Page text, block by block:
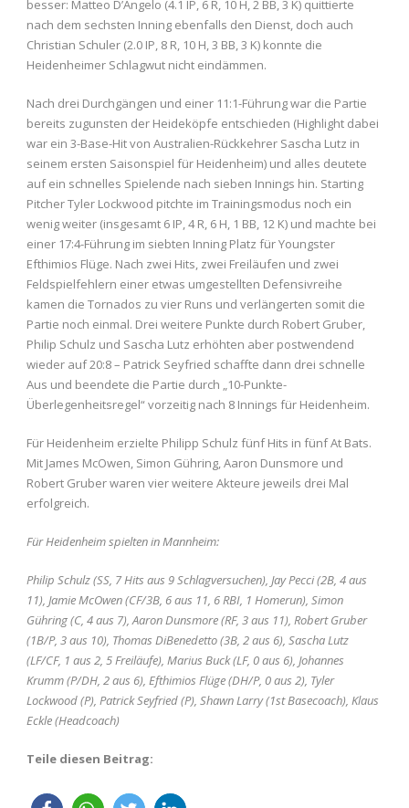
besser: Matteo D’Angelo (4.1 IP, 6 R, 10 H, 2 BB, 3 K) quittierte
nach dem sechsten Inning ebenfalls den Dienst, doch auch
Christian Schuler (2.0 IP, 8 R, 10 H, 3 BB, 3 K) konnte die
Heidenheimer Schlagwut nicht eindämmen.
Nach drei Durchgängen und einer 11:1-Führung war die Partie
bereits zugunsten der Heideköpfe entschieden (Highlight dabei
war ein 3-Base-Hit von Australien-Rückkehrer Sascha Lutz in
seinem ersten Saisonspiel für Heidenheim) und alles deutete
auf ein schnelles Spielende nach sieben Innings hin. Starting
Pitcher Tyler Lockwood pitchte im Trainingsmodus noch ein
wenig weiter (insgesamt 6 IP, 4 R, 6 H, 1 BB, 12 K) und machte bei
einer 17:4-Führung im siebten Inning Platz für Youngster
Efthimios Flüge. Nach zwei Hits, zwei Freiläufen und zwei
Feldspielfehlern einer etwas umgestellten Defensivreihe
kamen die Tornados zu vier Runs und verlängerten somit die
Partie noch einmal. Drei weitere Punkte durch Robert Gruber,
Philip Schulz und Sascha Lutz erhöhten aber postwendend
wieder auf 20:8 – Patrick Seyfried schaffte dann drei schnelle
Aus und beendete die Partie durch „10-Punkte-
Überlegenheitsregel“ vorzeitig nach 8 Innings für Heidenheim.
Für Heidenheim erzielte Philipp Schulz fünf Hits in fünf At Bats.
Mit James McOwen, Simon Gühring, Aaron Dunsmore und
Robert Gruber waren vier weitere Akteure jeweils drei Mal
erfolgreich.
Für Heidenheim spielten in Mannheim:
Philip Schulz (SS, 7 Hits aus 9 Schlagversuchen), Jay Pecci (2B, 4 aus
11), Jamie McOwen (CF/3B, 6 aus 11, 6 RBI, 1 Homerun), Simon
Gühring (C, 4 aus 7), Aaron Dunsmore (RF, 3 aus 11), Robert Gruber
(1B/P, 3 aus 10), Thomas DiBenedetto (3B, 2 aus 6), Sascha Lutz
(LF/CF, 1 aus 2, 5 Freiläufe), Marius Buck (LF, 0 aus 6), Johannes
Krumm (P/DH, 2 aus 6), Efthimios Flüge (DH/P, 0 aus 2), Tyler
Lockwood (P), Patrick Seyfried (P), Shawn Larry (1st Basecoach), Klaus
Eckle (Headcoach)
Teile diesen Beitrag: